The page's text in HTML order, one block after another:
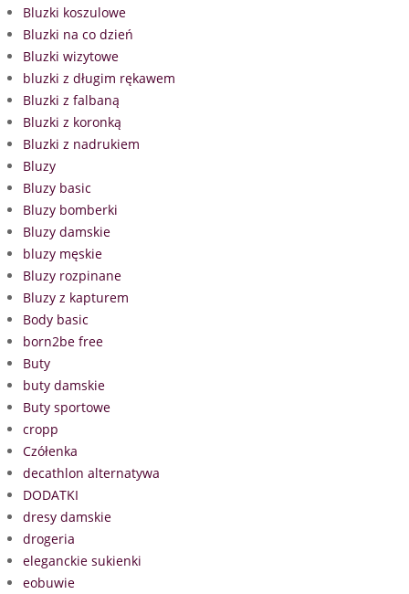
Bluzki koszulowe
Bluzki na co dzień
Bluzki wizytowe
bluzki z długim rękawem
Bluzki z falbaną
Bluzki z koronką
Bluzki z nadrukiem
Bluzy
Bluzy basic
Bluzy bomberki
Bluzy damskie
bluzy męskie
Bluzy rozpinane
Bluzy z kapturem
Body basic
born2be free
Buty
buty damskie
Buty sportowe
cropp
Czółenka
decathlon alternatywa
DODATKI
dresy damskie
drogeria
eleganckie sukienki
eobuwie